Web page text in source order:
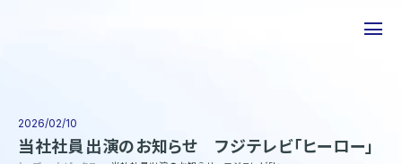
事業について
2026/02/10
当社社員出演のお知らせ フジテレビ「ヒーロー」